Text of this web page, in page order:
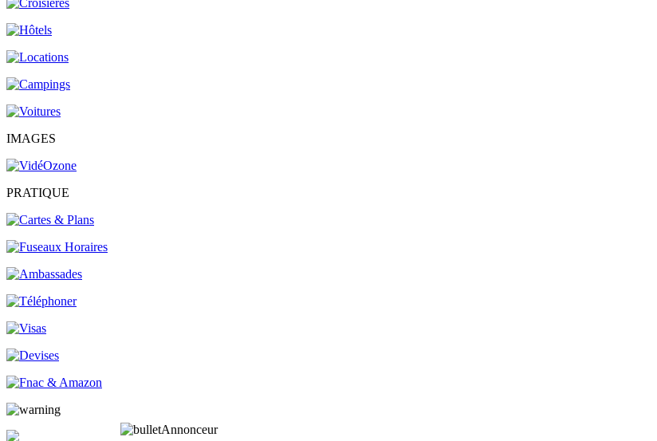
IMAGES
PRATIQUE
Annonceur